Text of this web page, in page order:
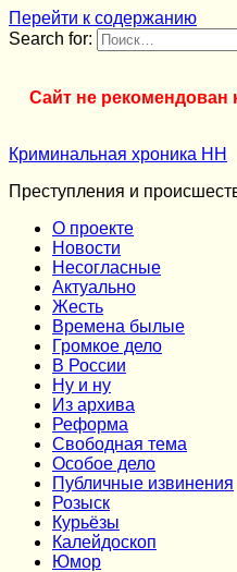
Перейти к содержанию
Search for:
Сайт не
Криминальная хроника НН
Преступления и
О проекте
Новости
Несогласные
Актуально
Жесть
Времена былые
Громкое дело
В России
Ну и ну
Из архива
Реформа
Cвободная тема
Особое дело
Публичные извинения
Розыск
Курьёзы
Калейдоскоп
Юмор